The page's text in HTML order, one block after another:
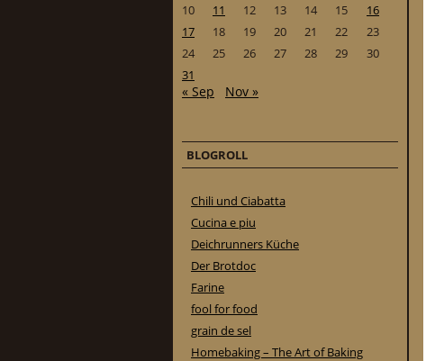
10
11 12 13 14 15
16
17
18 19 20 21 22
23
24
25 26 27 28 29
30
31
« Sep Nov »
BLOGROLL
Chili und Ciabatta
Cucina e piu
Deichrunners Küche
Der Brotdoc
Farine
fool for food
grain de sel
Homebaking – The Art of Baking